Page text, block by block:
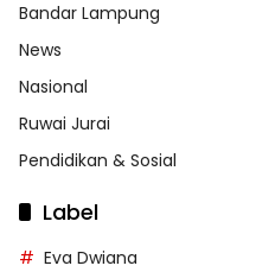
Bandar Lampung
News
Nasional
Ruwai Jurai
Pendidikan & Sosial
Label
Eva Dwiana